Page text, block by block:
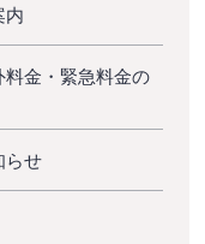
内
料金・緊急料金の
らせ